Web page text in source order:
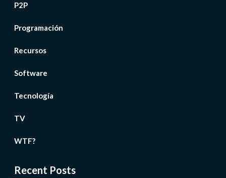
P2P
Programación
Recursos
Software
Tecnología
TV
WTF?
Recent Posts